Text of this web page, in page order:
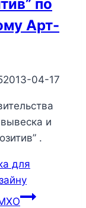
по
Арт-
2013-04-17
и
.
для